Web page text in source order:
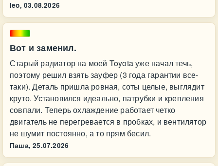
leo, 03.08.2026
Вот и заменил.
Старый радиатор на моей Toyota уже начал течь,
поэтому решил взять зауфер (3 года гарантии все-
таки). Деталь пришла ровная, соты целые, выглядит
круто. Установился идеально, патрубки и крепления
совпали. Теперь охлаждение работает четко
двигатель не перегревается в пробках, и вентилятор
не шумит постоянно, а то прям бесил.
Паша, 25.07.2026